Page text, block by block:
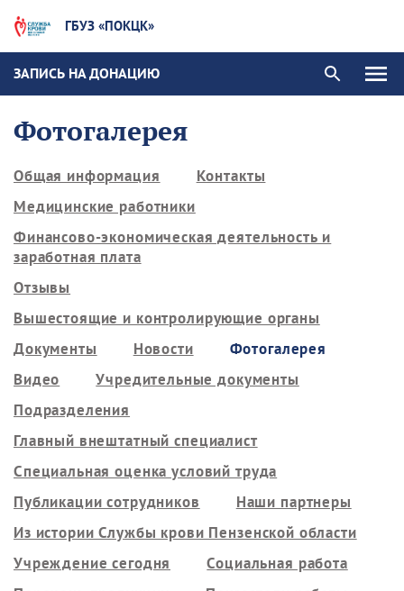
ГБУЗ «ПОКЦК»
ЗАПИСЬ НА ДОНАЦИЮ
Фотогалерея
Общая информация
Контакты
Медицинские работники
Финансово-экономическая деятельность и
заработная плата
Отзывы
Вышестоящие и контролирующие органы
Документы
Новости
Фотогалерея
Видео
Учредительные документы
Подразделения
Главный внештатный специалист
Специальная оценка условий труда
Публикации сотрудников
Наши партнеры
Из истории Службы крови Пензенской области
Учреждение сегодня
Социальная работа